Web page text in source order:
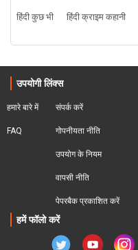
हिंदी कुछ भी
हिंदी क्राइम कहानी
उपयोगी लिंक्स
हमारे बारे में
FAQ
संपर्क करें
गोपनीयता नीति
उपयोग के नियम
वापसी नीति
पेपरबैक प्रकाशित करें
हमें फॉलो करें